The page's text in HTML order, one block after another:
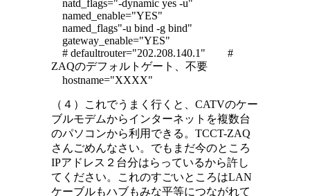
natd_flags="-dynamic yes -u"
named_enable="YES"
named_flags"-u bind -g bind"
gateway_enable="YES"
# defaultrouter="202.208.140.1" #
ZAQのデフォルトゲート、不要
hostname="XXXX"
（４）これでうまく行くと、CATVのケー
ブルモデムからインターネットを複数台
のパソコンから利用できる。TCCT-ZAQ
さんごめんなさい。でもまだ今のところ
IPアドレス２台分はらっているから許し
てください。これのすごいところはLAN
ケーブルもハブもみな平等につながれて